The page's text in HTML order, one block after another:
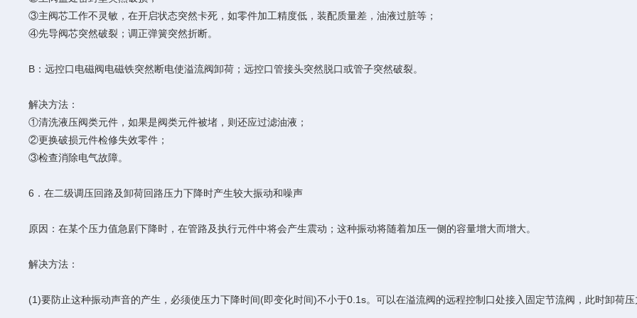
③主阀芯工作不灵敏，在开启状态突然卡死，如零件加工精度低，装配质量差，油液过脏等；
④先导阀芯突然破裂；调正弹簧突然折断。
B：远控口电磁阀电磁铁突然断电使溢流阀卸荷；远控口管接头突然脱口或管子突然破裂。
解决方法：
①清洗液压阀类元件，如果是阀类元件被堵，则还应过滤油液；
②更换破损元件检修失效零件；
③检查消除电气故障。
6．在二级调压回路及卸荷回路压力下降时产生较大振动和噪声
原因：在某个压力值急剧下降时，在管路及执行元件中将会产生震动；这种振动将随着加压一侧的容量增大而增大。
解决方法：
(1)要防止这种振动声音的产生，必须使压力下降时间(即变化时间)不小于0.1s。可以在溢流阀的远程控制口处接入固定节流阀，此时卸荷压